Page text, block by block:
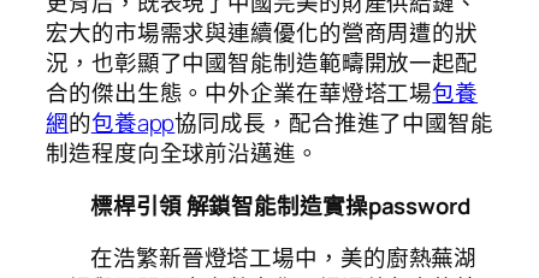
宏大的市場需求與連續優化的營商周遭的狀
況，也彰顯了中國智能制造範疇開放一起配
合的傑出生態。中外企業在華燈塔工場包養
網的包養app協同成長，配合推進了中國智能
制造程度向全球前沿邁進。
標桿引領 解鎖智能制造實操password
在浩繁新晉燈塔工場中，美的廚熱蕪湖